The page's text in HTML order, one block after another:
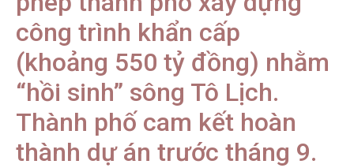
công trình khẩn cấp
(khoảng 550 tỷ đồng) nhằm
“hồi sinh” sông Tô Lịch.
Thành phố cam kết hoàn
thành dự án trước tháng 9.